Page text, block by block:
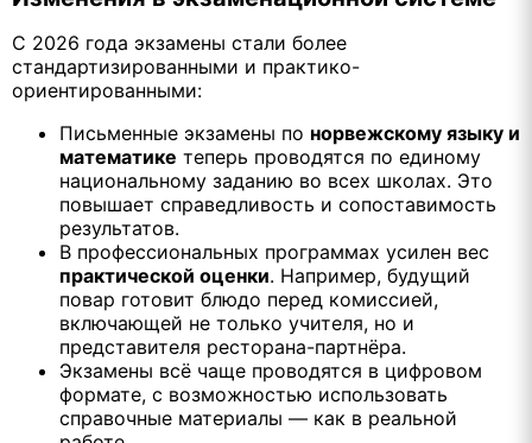
С 2026 года экзамены стали более
стандартизированными и практико-
ориентированными:
Письменные экзамены по норвежскому языку и
математике теперь проводятся по единому
национальному заданию во всех школах. Это
повышает справедливость и сопоставимость
результатов.
В профессиональных программах усилен вес
практической оценки. Например, будущий
повар готовит блюдо перед комиссией,
включающей не только учителя, но и
представителя ресторана-партнёра.
Экзамены всё чаще проводятся в цифровом
формате, с возможностью использовать
справочные материалы — как в реальной